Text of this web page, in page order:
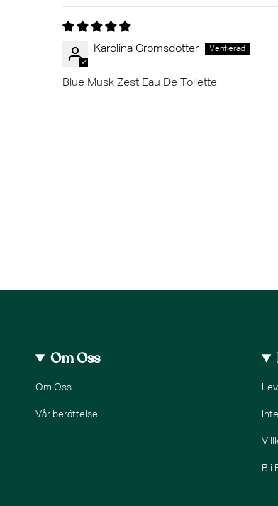
Karolina Gromsdotter
Blue Musk Zest Eau De Toilette
Om Oss
Om Oss
Vår berättelse
Bli